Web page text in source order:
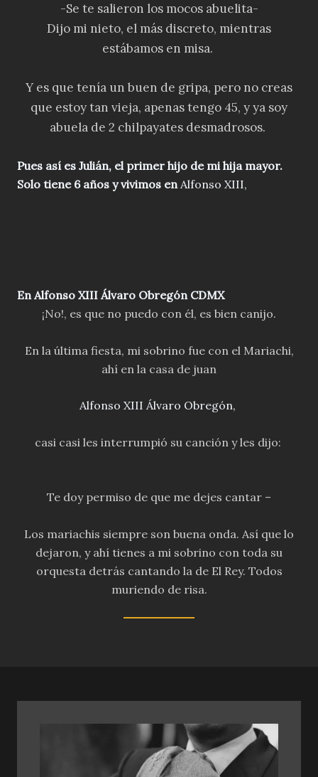
-Se te salieron los mocos abuelita-
Dijo mi nieto, el más discreto, mientras
estábamos en misa.
Y es que tenía un buen de gripa, pero no creas
que estoy tan vieja, apenas tengo 45, y ya soy
abuela de 2 chilpayates desmadrosos.
Pues así es Julián, el primer hijo de mi hija mayor.
Solo tiene 6 años y vivimos enAlfonso XIII,
En Alfonso XIII Álvaro Obregón CDMX
¡No!, es que no puedo con él, es bien canijo.
En la última fiesta, mi sobrino fue con el Mariachi,
ahí en la casa de juan
Alfonso XIII Álvaro Obregón,
casi casi les interrumpió su canción y les dijo:
Te doy permiso de que me dejes cantar –
Los mariachis siempre son buena onda. Así que lo
dejaron, y ahí tienes a mi sobrino con toda su
orquesta detrás cantando la de El Rey. Todos
muriendo de risa.